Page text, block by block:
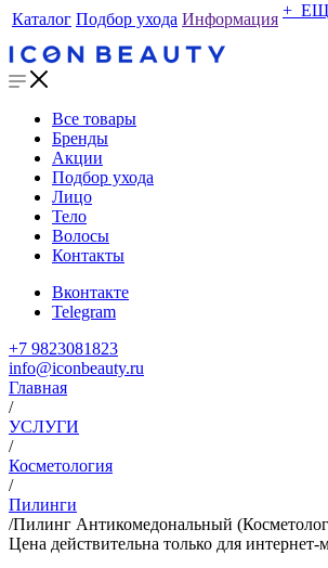
Каталог Подбор ухода Информация +
Все товары
Бренды
Акции
Подбор ухода
Лицо
Тело
Волосы
Контакты
Вконтакте
Telegram
+7 9823081823
info@iconbeauty.ru
Главная
/
УСЛУГИ
/
Косметология
/
Пилинги
/Пилинг Антикомедональный
Цена действительна только для